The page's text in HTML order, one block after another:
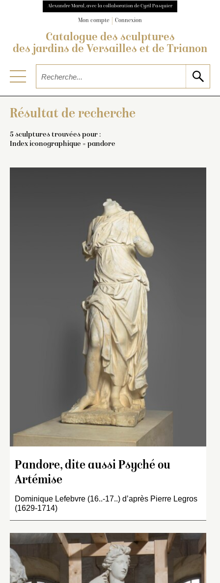
Alexandre Maral, avec la collaboration de Cyril Pasquier
Mon compte Connexion
Catalogue des sculptures
des jardins de Versailles et de Trianon
Résultat de recherche
5 sculptures trouvées pour :
Index iconographique = pandore
Pandore, dite aussi Psyché ou
Artémise
Dominique Lefebvre (16..-17..) d’après Pierre Legros
(1629-1714)